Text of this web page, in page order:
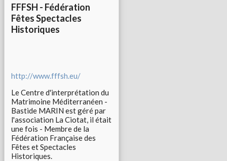
FFFSH - Fédération
Fêtes Spectacles
Historiques
http://www.fffsh.eu/
Le Centre d'interprétation du
Matrimoine Méditerranéen -
Bastide MARIN est géré par
l'association La Ciotat, il était
une fois - Membre de la
Fédération Française des
Fêtes et Spectacles
Historiques.